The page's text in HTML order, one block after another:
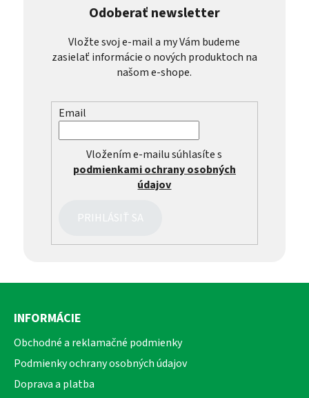
Odoberať newsletter
Vložte svoj e-mail a my Vám budeme
zasielať informácie o nových produktoch na
našom e-shope.
Email
Vložením e-mailu súhlasíte s
podmienkami ochrany osobných
údajov
PRIHLÁSIŤ SA
Z
INFORMÁCIE
Obchodné a reklamačné podmienky
Podmienky ochrany osobných údajov
Doprava a platba